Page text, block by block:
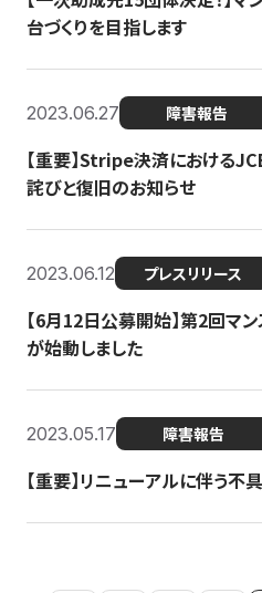
台づくりを目指します
2023.06.27 障害報告
【重要】Stripe決済における
詫びと復旧のお知らせ
2023.06.12 プレスリリース
【6月12日公募開始】第2回マ
が始動しました
2023.05.17 障害報告
【重要】リニューアルに伴う